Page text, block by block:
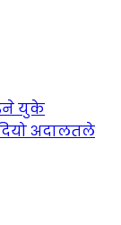
युके
अदालतले